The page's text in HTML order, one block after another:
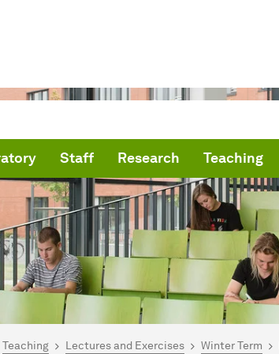
Staff Research Teaching
here:
Teaching Lectures and Exercises Winter Term